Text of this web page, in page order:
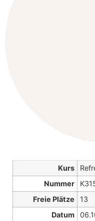
Kurs
Nummer
Freie Plätze
13
Datum